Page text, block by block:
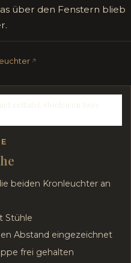
über den Fenstern blieb
beiden Kronleuchter an
Stühle
Abstand eingezeichnet
frei gehalten